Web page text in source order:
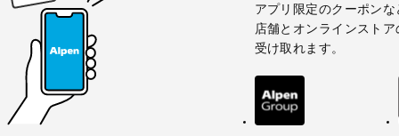
アプリ限定のクーポンな
店舗とオンラインスト
受け取れます。